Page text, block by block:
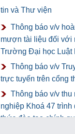
tin và Thư viện
Thông báo v/v
mượn tài liệu đối với
Trường Đại học Luật
Thông báo v/v
trực tuyến trên cổng
Thông báo v/v thu
nghiệp Khoá 47 trình
thức đào tạo chính